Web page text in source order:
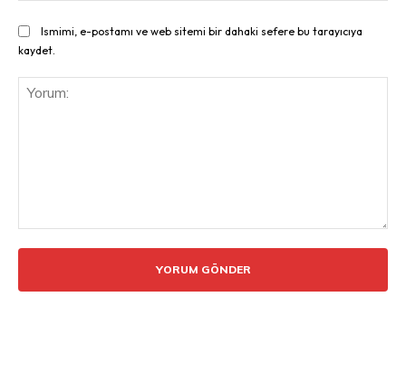
Ismimi, e-postamı ve web sitemi bir dahaki sefere bu tarayıcıya
kaydet.